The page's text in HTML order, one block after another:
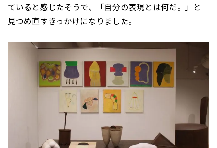
ていると感じたそうで、「自分の表現とは何だ。」と
見つめ直すきっかけになりました。